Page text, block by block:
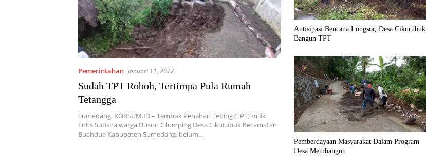
Pemerintahan Januari 11, 2022
Sudah TPT Roboh, Tertimpa Pula Rumah
Tetangga
Sumedang, KORSUM.ID – Tembok Penahan Tebing (TPT) milik
Entis Sutisna warga Dusun Cilumping Desa Cikurubuk Kecamatan
Buahdua Kabupaten Sumedang, belum…
Antisipasi Bencana Longsor, Desa Cikurubuk
Bangun TPT
Pemberdayaan Masyarakat Dalam Program
Desa Membangun